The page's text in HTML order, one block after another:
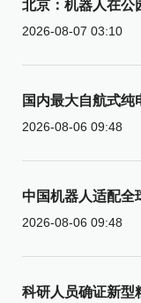
北京：机器人在公
2026-08-07 03:10
国内最大自航式纯
2026-08-06 09:48
中国机器人适配全
2026-08-06 09:48
科研人员确证新型